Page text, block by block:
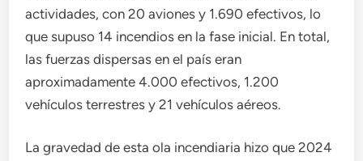
actividades, con 20 aviones y 1.690 efectivos, lo
que supuso 14 incendios en la fase inicial. En total,
las fuerzas dispersas en el país eran
aproximadamente 4.000 efectivos, 1.200
vehículos terrestres y 21 vehículos aéreos.
La gravedad de esta ola incendiaria hizo que 2024